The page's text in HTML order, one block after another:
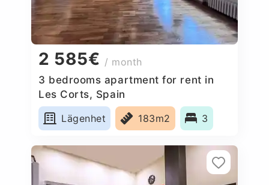
2 585€ / month
3 bedrooms apartment for rent in
Les Corts, Spain
Lägenhet
183m2 3